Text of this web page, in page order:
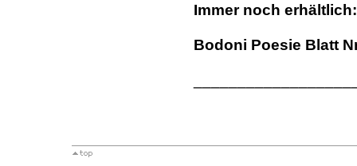
Immer noch erhältlich:
Bodoni Poesie Blatt